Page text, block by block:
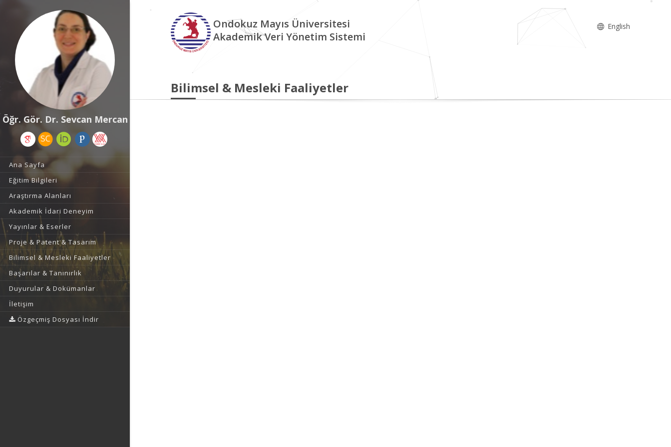
Öğr. Gör. Dr. Sevcan Mercan
Ana Sayfa
Eğitim Bilgileri
Araştırma Alanları
Akademik İdari Deneyim
Yayınlar & Eserler
Proje & Patent & Tasarım
Bilimsel & Mesleki Faaliyetler
Başarılar & Tanınırlık
Duyurular & Dokümanlar
İletişim
Özgeçmiş Dosyası İndir
Ondokuz Mayıs Üniversitesi
Akademik Veri Yönetim Sistemi
English
Bilimsel & Mesleki Faaliyetler